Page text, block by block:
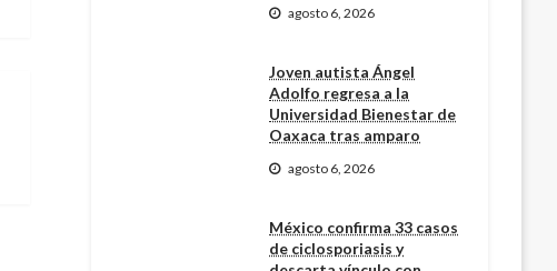
agosto 6, 2026
Joven autista Ángel
Adolfo regresa a la
Universidad Bienestar de
Oaxaca tras amparo
agosto 6, 2026
México confirma 33 casos
de ciclosporiasis y